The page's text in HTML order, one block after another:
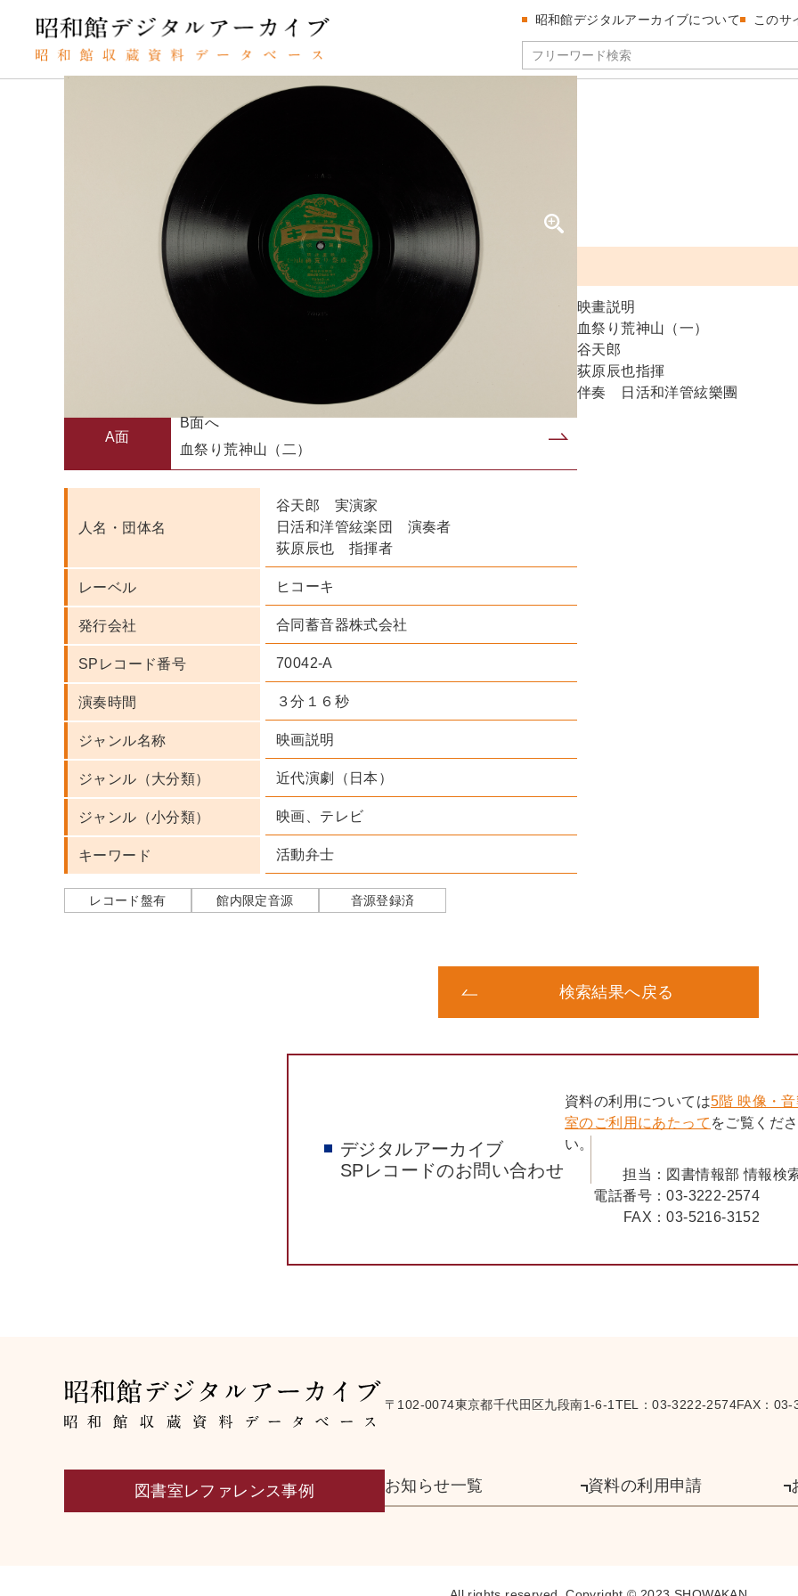
昭和館デジタルアーカイブについて このサ
SPレコードの検索結果 血祭り荒神山（一）
SPレコード
チマツリコウジンヤマ（1）
SPH11MK020973A
血祭り荒神山（一）
映畫説明
血祭り荒神山（一）
谷天郎
荻原辰也指揮
伴奏 日活和洋管絃樂團
A面
B面へ
血祭り荒神山（二）
人名・団体名
谷天郎 実演家
日活和洋管絃楽団 演奏者
荻原辰也 指揮者
レーベル ヒコーキ
発行会社 合同蓄音器株式会社
SPレコード番号 70042-A
演奏時間 ３分１６秒
ジャンル名称 映画説明
ジャンル（大分類） 近代演劇（日本）
ジャンル（小分類） 映画、テレビ
キーワード 活動弁士
レコード盤有 館内限定音源 音源登録済
検索結果へ戻る
デジタルアーカイブ
SPレコードのお問い合わせ
資料の利用については5階 映像・
室のご利用にあたって をご覧くださ
い。
担当： 図書情報部 情報検
電話番号：03-3222-2574
FAX：03-5216-3152
〒102-0074東京都千代田区九段南1-6-1 TEL：03-3222-2574FAX：
図書室レファレンス事例 お知らせ一覧 資料の利用申請